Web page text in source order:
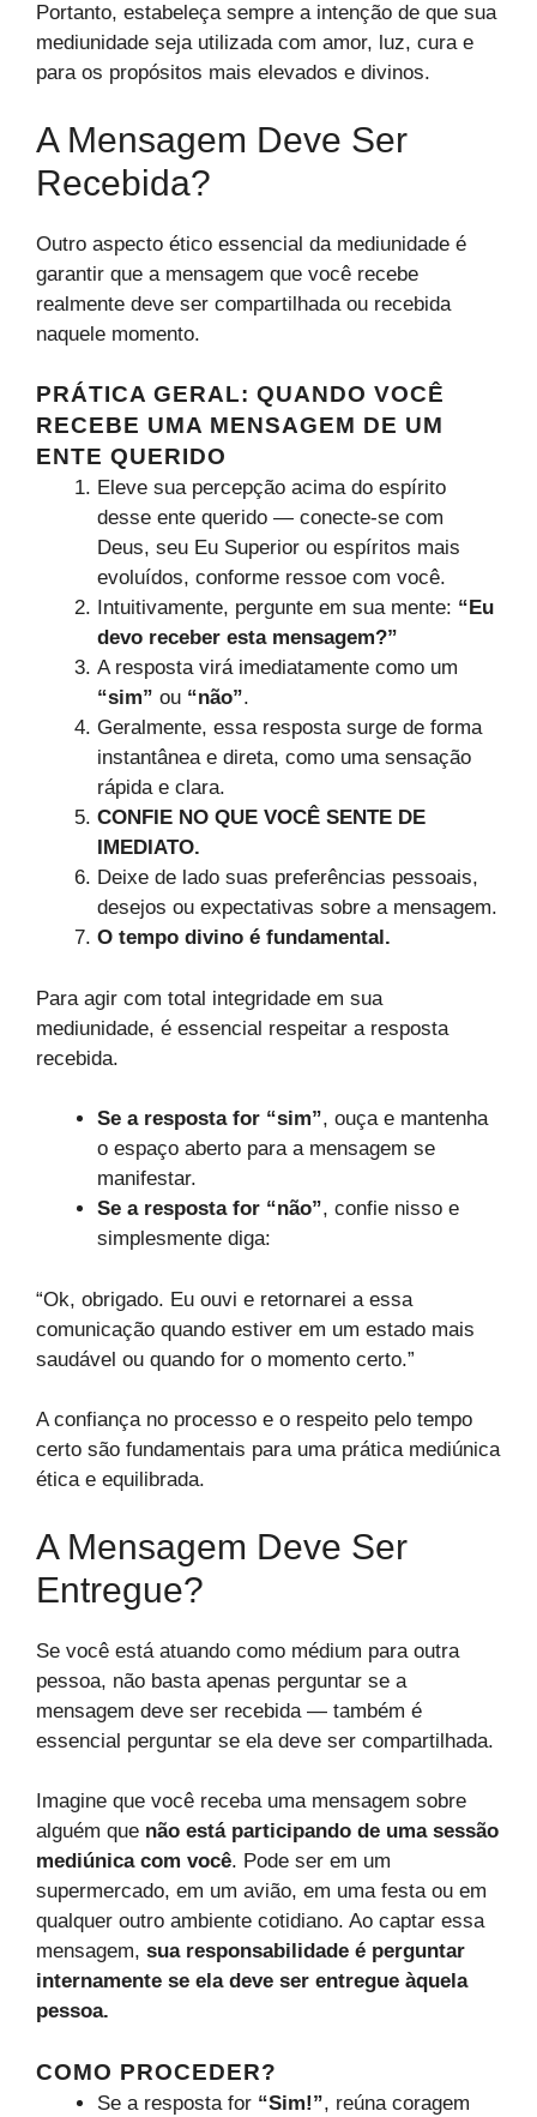
Portanto, estabeleça sempre a intenção de que sua
mediunidade seja utilizada com amor, luz, cura e
para os propósitos mais elevados e divinos.
A Mensagem Deve Ser
Recebida?
Outro aspecto ético essencial da mediunidade é
garantir que a mensagem que você recebe
realmente deve ser compartilhada ou recebida
naquele momento.
PRÁTICA GERAL: QUANDO VOCÊ
RECEBE UMA MENSAGEM DE UM
ENTE QUERIDO
Eleve sua percepção acima do espírito
desse ente querido — conecte-se com
Deus, seu Eu Superior ou espíritos mais
evoluídos, conforme ressoe com você.
Intuitivamente, pergunte em sua mente: “Eu
devo receber esta mensagem?”
A resposta virá imediatamente como um
“sim” ou “não”.
Geralmente, essa resposta surge de forma
instantânea e direta, como uma sensação
rápida e clara.
CONFIE NO QUE VOCÊ SENTE DE
IMEDIATO.
Deixe de lado suas preferências pessoais,
desejos ou expectativas sobre a mensagem.
O tempo divino é fundamental.
Para agir com total integridade em sua
mediunidade, é essencial respeitar a resposta
recebida.
Se a resposta for “sim”, ouça e mantenha
o espaço aberto para a mensagem se
manifestar.
Se a resposta for “não”, confie nisso e
simplesmente diga:
“Ok, obrigado. Eu ouvi e retornarei a essa
comunicação quando estiver em um estado mais
saudável ou quando for o momento certo.”
A confiança no processo e o respeito pelo tempo
certo são fundamentais para uma prática mediúnica
ética e equilibrada.
A Mensagem Deve Ser
Entregue?
Se você está atuando como médium para outra
pessoa, não basta apenas perguntar se a
mensagem deve ser recebida — também é
essencial perguntar se ela deve ser compartilhada.
Imagine que você receba uma mensagem sobre
alguém que não está participando de uma sessão
mediúnica com você. Pode ser em um
supermercado, em um avião, em uma festa ou em
qualquer outro ambiente cotidiano. Ao captar essa
mensagem, sua responsabilidade é perguntar
internamente se ela deve ser entregue àquela
pessoa.
COMO PROCEDER?
Se a resposta for “Sim!”, reúna coragem